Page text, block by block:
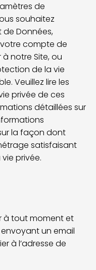
de
souhaitez
Données,
compte de
notre Site, ou
de la vie
Veuillez lire les
privée de ces
détaillées sur
la façon dont
satisfaisant
privée.
à tout moment et
un email
à l’adresse de